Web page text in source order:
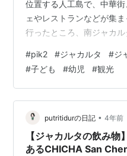
位置する人工島で、中華
ェやレストランなどが集
行ったところ、南ジャカ
せました。こちらがメイ
の道を散歩するために電
徒歩でも島の先端まで行
ので、バイクをレンタル
イクはメインゲートを入
#pik2 #ジャカルタ #ジ
#子ども #幼児 #観光
putritidurの日記 • 4年前
【ジャカルタの飲み
あるCHICHA San